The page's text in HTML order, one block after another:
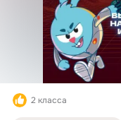
2 класса